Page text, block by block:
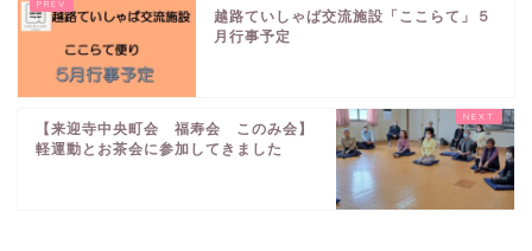
越路ていしゃば交流施設「ここらて」５
月行事予定
【来迎寺中央町会 福寿会 このみ会】
軽運動とお茶会に参加してきました